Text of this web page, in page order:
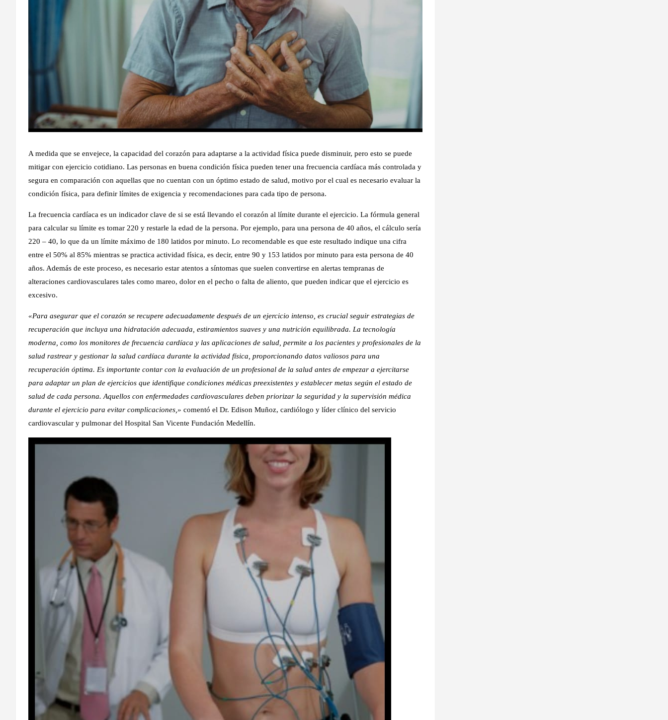
A medida que se envejece, la capacidad del corazón para adaptarse a la actividad física puede disminuir, pero esto se puede
mitigar con ejercicio cotidiano. Las personas en buena condición física pueden tener una frecuencia cardíaca más controlada y
segura en comparación con aquellas que no cuentan con un óptimo estado de salud, motivo por el cual es necesario evaluar la
condición física, para definir límites de exigencia y recomendaciones para cada tipo de persona.
La frecuencia cardíaca es un indicador clave de si se está llevando el corazón al límite durante el ejercicio. La fórmula general
para calcular su límite es tomar 220 y restarle la edad de la persona. Por ejemplo, para una persona de 40 años, el cálculo sería
220 – 40, lo que da un límite máximo de 180 latidos por minuto. Lo recomendable es que este resultado indique una cifra
entre el 50% al 85% mientras se practica actividad física, es decir, entre 90 y 153 latidos por minuto para esta persona de 40
años. Además de este proceso, es necesario estar atentos a síntomas que suelen convertirse en alertas tempranas de
alteraciones cardiovasculares tales como mareo, dolor en el pecho o falta de aliento, que pueden indicar que el ejercicio es
excesivo.
«Para asegurar que el corazón se recupere adecuadamente después de un ejercicio intenso, es crucial seguir estrategias de
recuperación que incluya una hidratación adecuada, estiramientos suaves y una nutrición equilibrada. La tecnología
moderna, como los monitores de frecuencia cardíaca y las aplicaciones de salud, permite a los pacientes y profesionales de la
salud rastrear y gestionar la salud cardíaca durante la actividad física, proporcionando datos valiosos para una
recuperación óptima. Es importante contar con la evaluación de un profesional de la salud antes de empezar a ejercitarse
para adaptar un plan de ejercicios que identifique condiciones médicas preexistentes y establecer metas según el estado de
salud de cada persona. Aquellos con enfermedades cardiovasculares deben priorizar la seguridad y la supervisión médica
durante el ejercicio para evitar complicaciones,» comentó el Dr. Edison Muñoz, cardiólogo y líder clínico del servicio
cardiovascular y pulmonar del Hospital San Vicente Fundación Medellín.